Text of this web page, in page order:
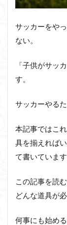
サッカーをや
ない。
「子供がサッ
す。
サッカーやる
本記事ではこ
具を揃えれば
て書いています
この記事を読
どんな道具が
何事にも始め